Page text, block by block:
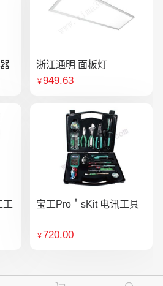
浙江通明 面板灯
￥949.63
工
宝工Pro＇sKit 电讯工具
￥720.00